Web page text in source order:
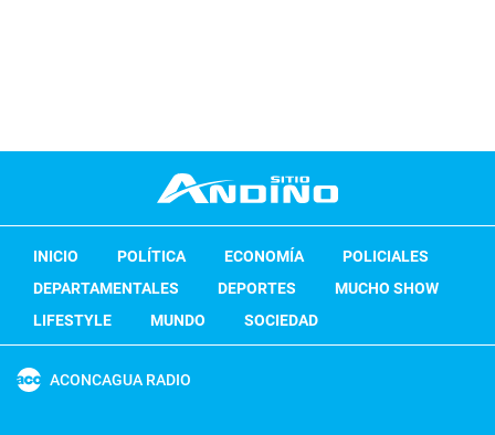
INICIO POLÍTICA ECONOMÍA
POLICIALES
DEPARTAMENTALES
DEPORTES
MUCHO SHOW
LIFESTYLE
MUNDO SOCIEDAD
ACONCAGUA RADIO